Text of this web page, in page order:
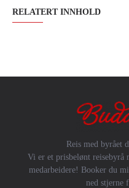
RELATERT INNHOLD
Reis med byrået
Vi er et prisbelønt reisebyrå
medarbeidere! Booker du
ned stjerne